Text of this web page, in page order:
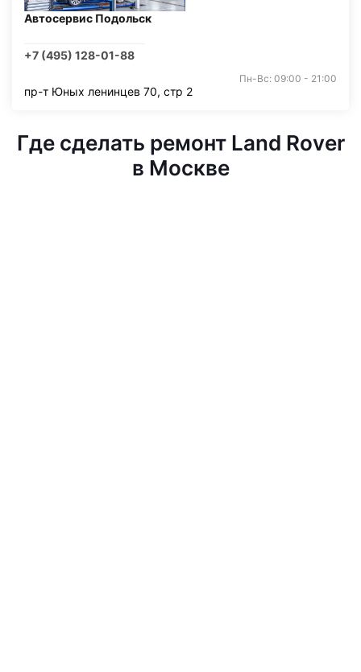
Автосервис Подольск
+7 (495) 128-01-88
Пн-Вс: 09:00 - 21:00
пр-т Юных ленинцев 70, стр 2
Где сделать ремонт Land Rover
в Москве